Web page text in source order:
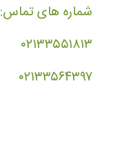
شماره های تماس:
۰۲۱۳۳۵۵۱۸۱۳
۰۲۱۳۳۵۶۴۳۹۷